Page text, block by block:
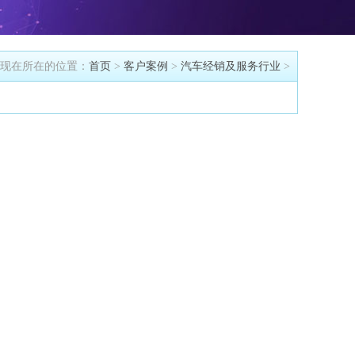
在所在的位置： 首页 > 客户案例 > 汽车经销及服务行业 >